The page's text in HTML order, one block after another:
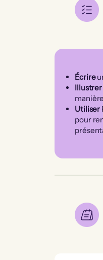
Écrire
Illustrer
Utiliser
pour